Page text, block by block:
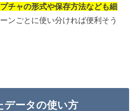
チャの形式や保存方法なども細
ンごとに使い分ければ便利そう
データの使い方